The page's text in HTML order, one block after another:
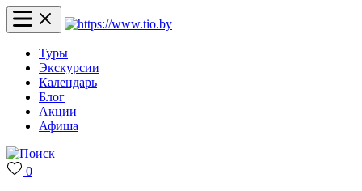
Туры
Экскурсии
Календарь
Блог
Акции
Афиша
0